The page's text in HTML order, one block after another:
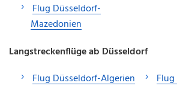
Flug Düsseldorf-
Mazedonien
Langstreckenflüge ab Düsseldorf
Flug Düsseldorf-Algerien